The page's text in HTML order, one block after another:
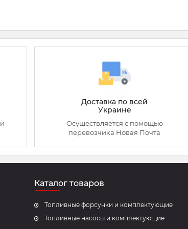
Доставка по всей
Украине
Осуществляется с помощью
перевозчика Новая Почта
Каталог товаров
Топливные форсунки и комплектующие
Топливные насосы и комплектующие